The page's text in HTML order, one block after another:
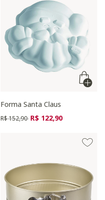
Forma Santa Claus
Preço reduzido de
R$ 152,90 para
R$ 122,90